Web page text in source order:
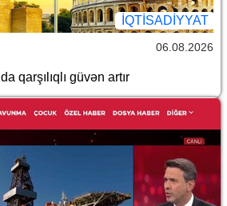
İQTİSADİYYAT
06.08.2026
qarşılıqlı güvən artır